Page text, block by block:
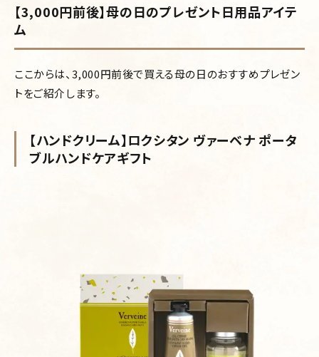
【3,000円前後】母の日のプレゼント日用品アイテ
ム
ここからは、3,000円前後で買える母の日のおすすめプレゼン
トをご紹介します。
【ハンドクリーム】ロクシタン ヴァーベナ ポータ
ブルハンドケアギフト